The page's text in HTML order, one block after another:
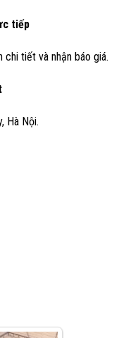
tiếp
tiết và nhận báo giá.
Hà Nội.